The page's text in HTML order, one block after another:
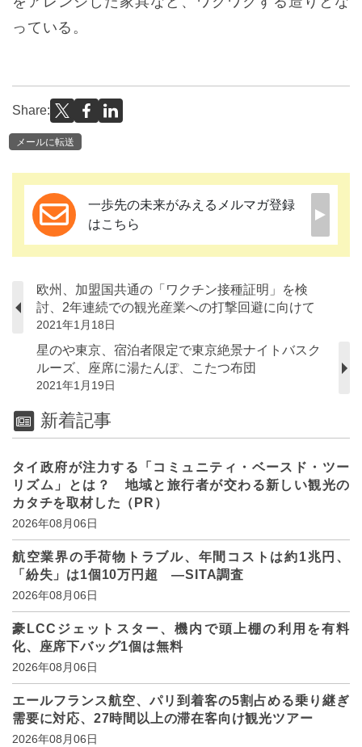
っている。
Share:
メールに転送
一歩先の未来がみえるメルマガ登録
はこちら
欧州、加盟国共通の「ワクチン接種証明」を検
討、2年連続での観光産業への打撃回避に向けて
2021年1月18日
星のや東京、宿泊者限定で東京絶景ナイトバスク
ルーズ、座席に湯たんぽ、こたつ布団
2021年1月19日
新着記事
タイ政府が注力する「コミュニティ・ベースド・ツー
リズム」とは？ 地域と旅行者が交わる新しい観光の
カタチを取材した（PR）
2026年08月06日
航空業界の手荷物トラブル、年間コストは約1兆円、
「紛失」は1個10万円超 ―SITA調査
2026年08月06日
豪LCCジェットスター、機内で頭上棚の利用を有料
化、座席下バッグ1個は無料
2026年08月06日
エールフランス航空、パリ到着客の5割占める乗り継ぎ
需要に対応、27時間以上の滞在客向け観光ツアー
2026年08月06日